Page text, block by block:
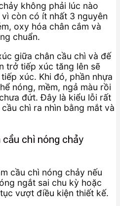
không phải lúc nào
còn có ít nhất 3 nguyên
oxy hóa chân cắm và
chuẩn.
giữa chân cầu chì và đế
trở tiếp xúc tăng lên sẽ
xúc. Khi đó, phần nhựa
nóng, mềm, ngả màu rồi
đứt. Đây là kiểu lỗi rất
chì ra nhìn bằng mắt và
cầu chì nóng chảy
cầu chì nóng chảy nếu
ngắt sai chu kỳ hoặc
vượt điều kiện thiết kế.